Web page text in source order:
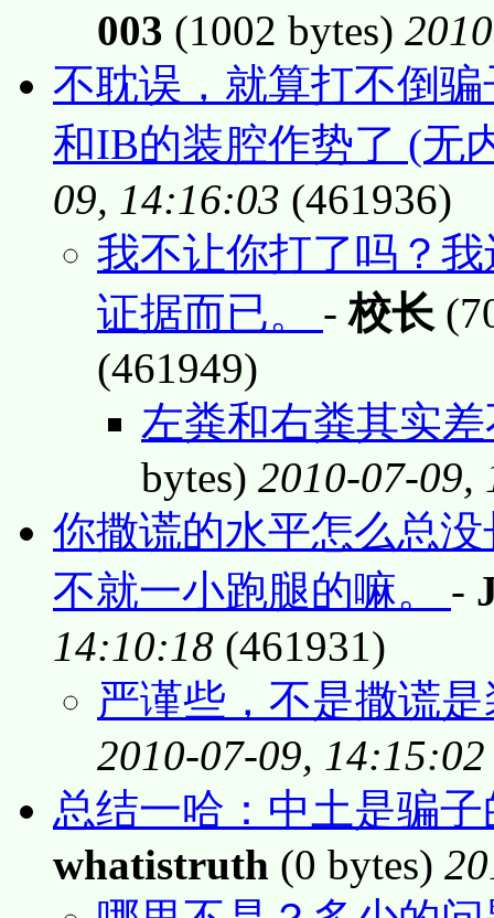
003 (1002 bytes)
不耽误，就算打不倒
和IB的装腔作势了 (无
09, 14:16:03 (461936)
我不让你打了吗？
证据而已。 -校长
(461949)
左粪和右粪其实
bytes) 2010-07-09,
你撒谎的水平怎么总
不就一小跑腿的嘛。 -
14:10:18 (461931)
严谨些，不是撒谎
2010-07-09, 14:15:02
总结一哈：中土是骗
whatistruth (0 bytes)